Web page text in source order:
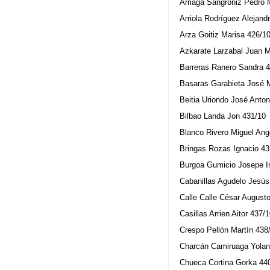
Arriaga Sangroniz Pedro
Arriola Rodríguez
Arza Goitiz Marisa 426/
Azkarate Larzabal Juan
Barreras Ranero Sandra
Basaras Garabieta José
Beitia Uriondo José
Bilbao Landa Jon 431/10
Blanco Rivero Miguel
Bringas Rozas Ignacio
Burgoa Gumicio Josepe
Cabanillas Agudelo
Calle Calle César
Casillas Arrien Aitor 437/
Crespo Pellón Martín
Charcán Camiruaga
Chueca Cortina Gorka